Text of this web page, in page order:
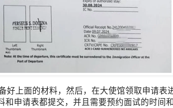
上面的材料，然后，在大使馆领取申请表
申请表都提交，并且需要预约面试的时间